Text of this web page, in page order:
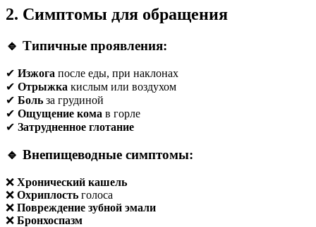
2. Симптомы для обращения
🔹 Типичные проявления:
✔ Изжога после еды, при наклонах
✔ Отрыжка кислым или воздухом
✔ Боль за грудиной
✔ Ощущение кома в горле
✔ Затрудненное глотание
🔹 Внепищеводные симптомы:
❌ Хронический кашель
❌ Охриплость голоса
❌ Повреждение зубной эмали
❌ Бронхоспазм